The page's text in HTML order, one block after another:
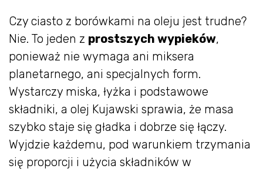
Czy ciasto z borówkami na oleju jest trudne?
Nie. To jeden z prostszych wypieków,
ponieważ nie wymaga ani miksera
planetarnego, ani specjalnych form.
Wystarczy miska, łyżka i podstawowe
składniki, a olej Kujawski sprawia, że masa
szybko staje się gładka i dobrze się łączy.
Wyjdzie każdemu, pod warunkiem trzymania
się proporcji i użycia składników w